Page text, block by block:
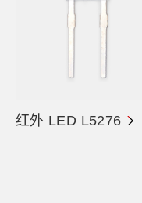
红外 LED L5276